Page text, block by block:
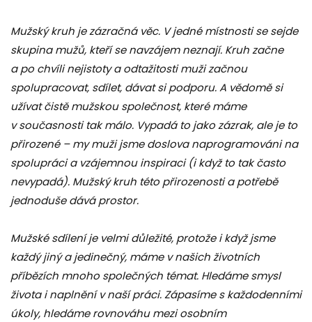
Mužský kruh je zázračná věc. V jedné místnosti se sejde
skupina mužů, kteří se navzájem neznají. Kruh začne
a po chvíli nejistoty a odtažitosti muži začnou
spolupracovat, sdílet, dávat si podporu. A vědomě si
užívat čistě mužskou společnost, které máme
v současnosti tak málo. Vypadá to jako zázrak, ale je to
přirozené – my muži jsme doslova naprogramováni na
spolupráci a vzájemnou inspiraci (i když to tak často
nevypadá). Mužský kruh této přirozenosti a potřebě
jednoduše dává prostor.
Mužské sdílení je velmi důležité, protože i když jsme
každý jiný a jedinečný, máme v našich životních
příbězích mnoho společných témat. Hledáme smysl
života i naplnění v naší práci. Zápasíme s každodenními
úkoly, hledáme rovnováhu mezi osobním